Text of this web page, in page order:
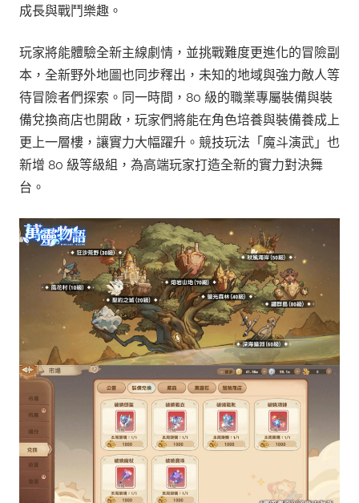
成長與戰鬥樂趣。
玩家將能體驗全新主線劇情，並挑戰難度更進化的冒險副
本，全新野外地圖也同步釋出，未知的地域與強力敵人等
待冒險者們探索。同一時間，80 級的職業專屬裝備與裝
備兌換商店也開啟，玩家們將能在角色培養與裝備養成上
更上一層樓，讓實力大幅躍升。競技玩法「魔斗演武」也
新增 80 級等級組，為高端玩家打造全新的實力對決舞
台。